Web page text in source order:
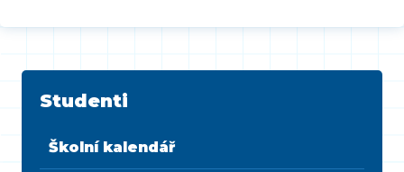
Studenti
Školní kalendář